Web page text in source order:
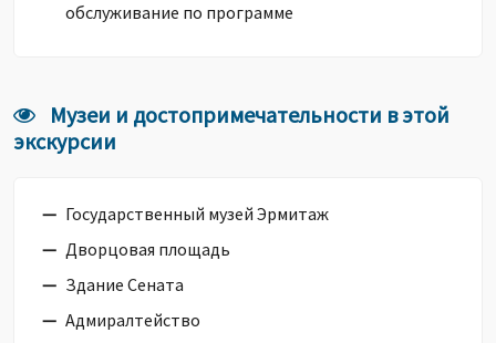
обслуживание по программе
Музеи и достопримечательности в этой
экскурсии
Государственный музей Эрмитаж
Дворцовая площадь
Здание Сената
Адмиралтейство